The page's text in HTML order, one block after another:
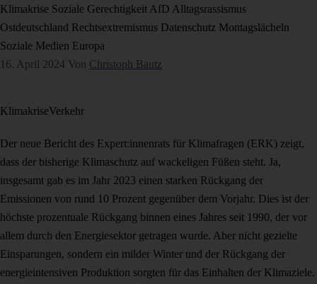
Klimakrise Soziale Gerechtigkeit AfD Alltagsrassismus
Ostdeutschland Rechtsextremismus Datenschutz Montagslächeln
Soziale Medien Europa
16. April 2024 Von Christoph Bautz
KlimakriseVerkehr
Der neue Bericht des Expert:innenrats für Klimafragen (ERK) zeigt,
dass der bisherige Klimaschutz auf wackeligen Füßen steht. Ja,
insgesamt gab es im Jahr 2023 einen starken Rückgang der
Emissionen von rund 10 Prozent gegenüber dem Vorjahr. Dies ist der
höchste prozentuale Rückgang binnen eines Jahres seit 1990, der vor
allem durch den Energiesektor getragen wurde. Aber nicht gezielte
Einsparungen, sondern ein milder Winter und der Rückgang der
energieintensiven Produktion sorgten für das Einhalten der Klimaziele.